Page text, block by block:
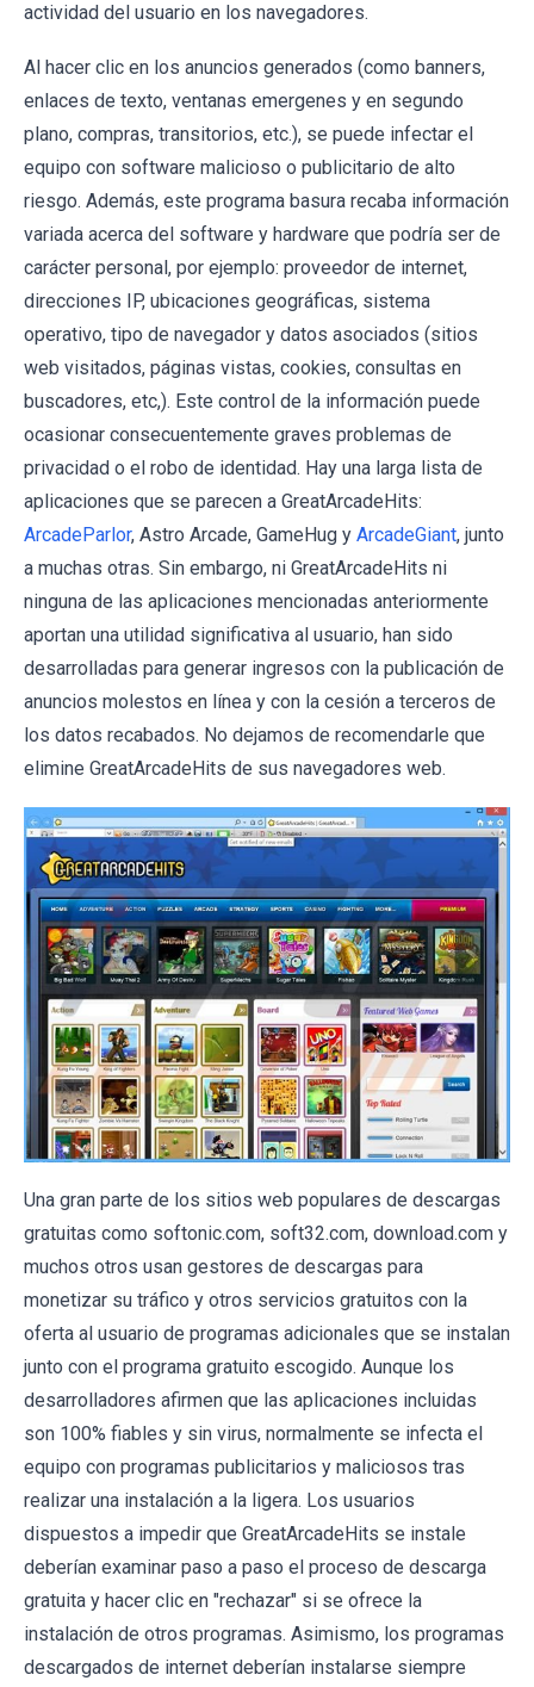
actividad del usuario en los navegadores.
Al hacer clic en los anuncios generados (como banners,
enlaces de texto, ventanas emergenes y en segundo
plano, compras, transitorios, etc.), se puede infectar el
equipo con software malicioso o publicitario de alto
riesgo. Además, este programa basura recaba información
variada acerca del software y hardware que podría ser de
carácter personal, por ejemplo: proveedor de internet,
direcciones IP, ubicaciones geográficas, sistema
operativo, tipo de navegador y datos asociados (sitios
web visitados, páginas vistas, cookies, consultas en
buscadores, etc,). Este control de la información puede
ocasionar consecuentemente graves problemas de
privacidad o el robo de identidad. Hay una larga lista de
aplicaciones que se parecen a GreatArcadeHits:
ArcadeParlor, Astro Arcade, GameHug y ArcadeGiant, junto
a muchas otras. Sin embargo, ni GreatArcadeHits ni
ninguna de las aplicaciones mencionadas anteriormente
aportan una utilidad significativa al usuario, han sido
desarrolladas para generar ingresos con la publicación de
anuncios molestos en línea y con la cesión a terceros de
los datos recabados. No dejamos de recomendarle que
elimine GreatArcadeHits de sus navegadores web.
Una gran parte de los sitios web populares de descargas
gratuitas como softonic.com, soft32.com, download.com y
muchos otros usan gestores de descargas para
monetizar su tráfico y otros servicios gratuitos con la
oferta al usuario de programas adicionales que se instalan
junto con el programa gratuito escogido. Aunque los
desarrolladores afirmen que las aplicaciones incluidas
son 100% fiables y sin virus, normalmente se infecta el
equipo con programas publicitarios y maliciosos tras
realizar una instalación a la ligera. Los usuarios
dispuestos a impedir que GreatArcadeHits se instale
deberían examinar paso a paso el proceso de descarga
gratuita y hacer clic en "rechazar" si se ofrece la
instalación de otros programas. Asimismo, los programas
descargados de internet deberían instalarse siempre